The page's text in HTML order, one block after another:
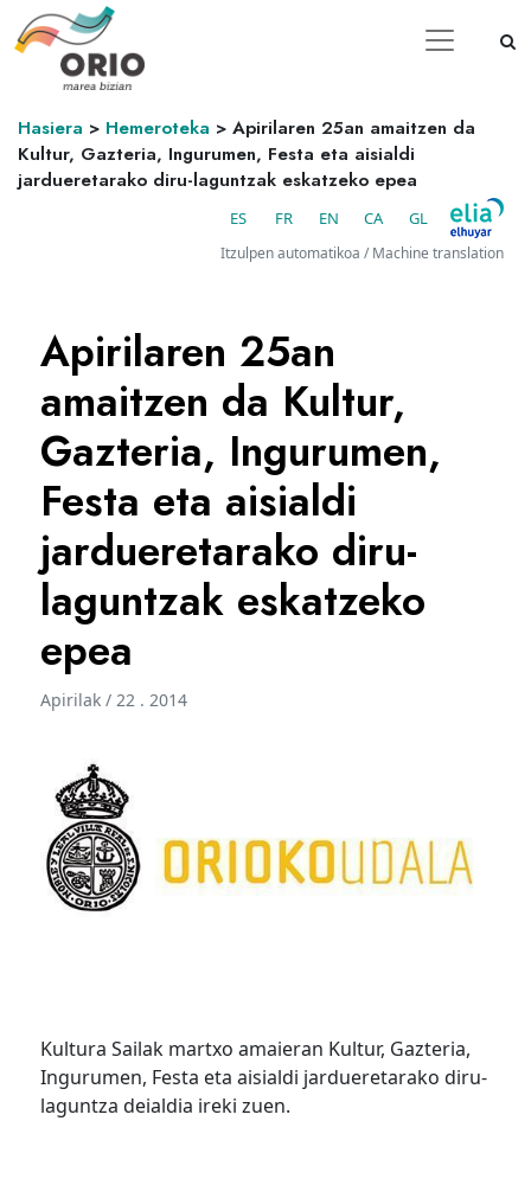
Hasiera > Hemeroteka > Apirilaren 25an amaitzen da
Kultur, Gazteria, Ingurumen, Festa eta aisialdi
jardueretarako diru-laguntzak eskatzeko epea
ES FR EN CA GL
Itzulpen automatikoa / Machine translation
Apirilaren 25an
amaitzen da Kultur,
Gazteria, Ingurumen,
Festa eta aisialdi
jardueretarako diru-
laguntzak eskatzeko
epea
Apirilak / 22 . 2014
Kultura Sailak martxo amaieran Kultur, Gazteria,
Ingurumen, Festa eta aisialdi jardueretarako diru-
laguntza deialdia ireki zuen.